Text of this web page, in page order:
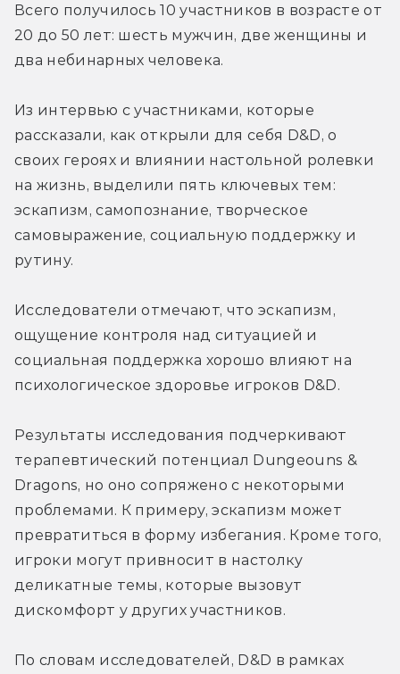
Всего получилось 10 участников в возрасте от
20 до 50 лет: шесть мужчин, две женщины и
два небинарных человека.
Из интервью с участниками, которые
рассказали, как открыли для себя D&D, о
своих героях и влиянии настольной ролевки
на жизнь, выделили пять ключевых тем:
эскапизм, самопознание, творческое
самовыражение, социальную поддержку и
рутину.
Исследователи отмечают, что эскапизм,
ощущение контроля над ситуацией и
социальная поддержка хорошо влияют на
психологическое здоровье игроков D&D.
Результаты исследования подчеркивают
терапевтический потенциал Dungeouns &
Dragons, но оно сопряжено с некоторыми
проблемами. К примеру, эскапизм может
превратиться в форму избегания. Кроме того,
игроки могут привносит в настолку
деликатные темы, которые вызовут
дискомфорт у других участников.
По словам исследователей, D&D в рамках